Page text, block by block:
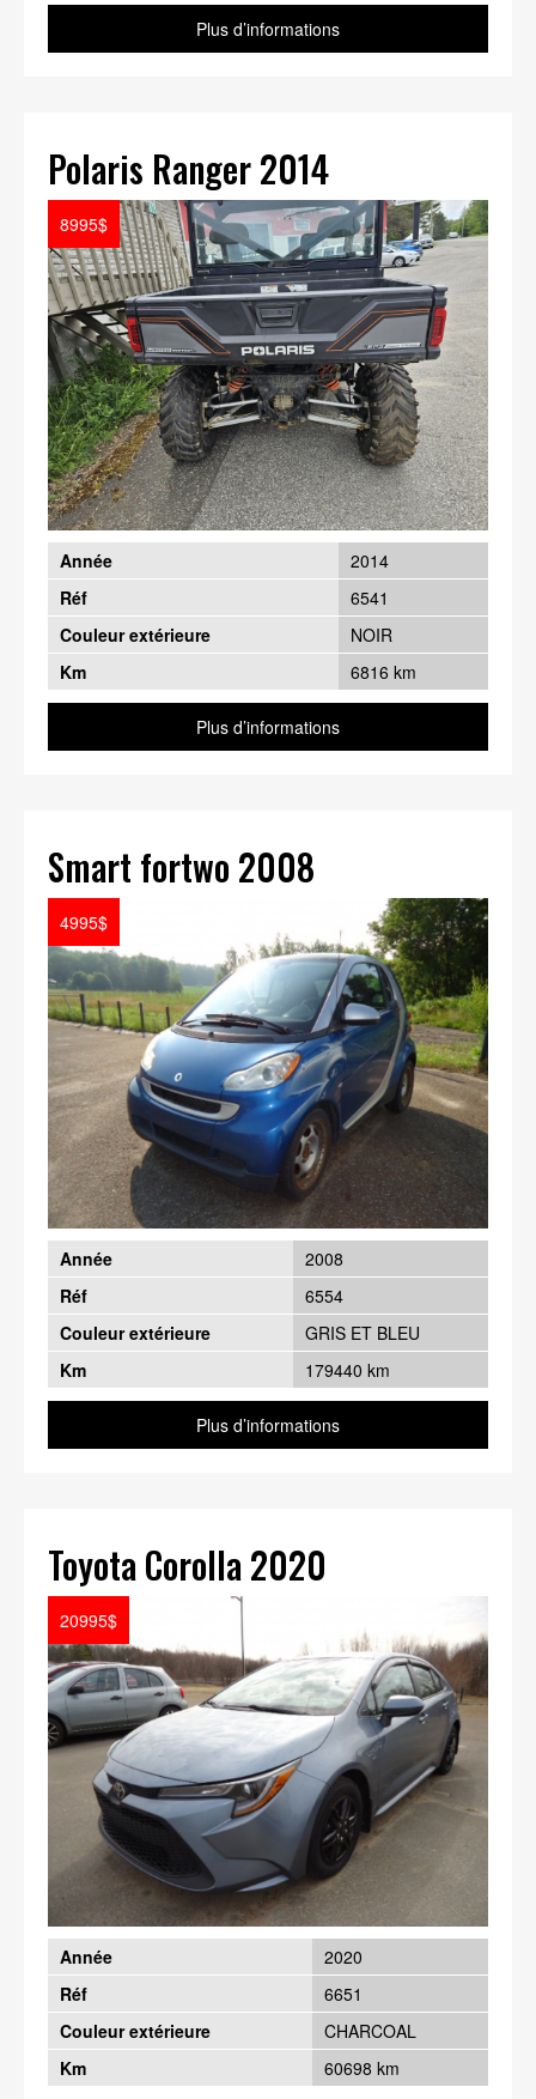
Plus d’informations
Polaris Ranger 2014
8995$
Année
2014
Réf
6541
Couleur extérieure
NOIR
Km
6816 km
Plus d’informations
Smart fortwo 2008
4995$
Année
2008
Réf
6554
Couleur extérieure
GRIS ET BLEU
Km
179440 km
Plus d’informations
Toyota Corolla 2020
20995$
Année
2020
Réf
6651
Couleur extérieure
CHARCOAL
Km
60698 km